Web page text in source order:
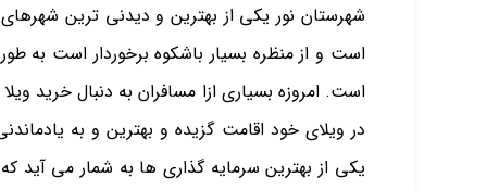
شهرستان نور یکی از بهترین و دیدنی ترین
است و از منظره بسیار باشکوه برخوردار است به
است. امروزه بسیاری ازا مسافران به دنبال خرید
در ویلای خود اقامت گزیده و بهترین و به
یکی از بهترین سرمایه گذاری ها به شمار می آید